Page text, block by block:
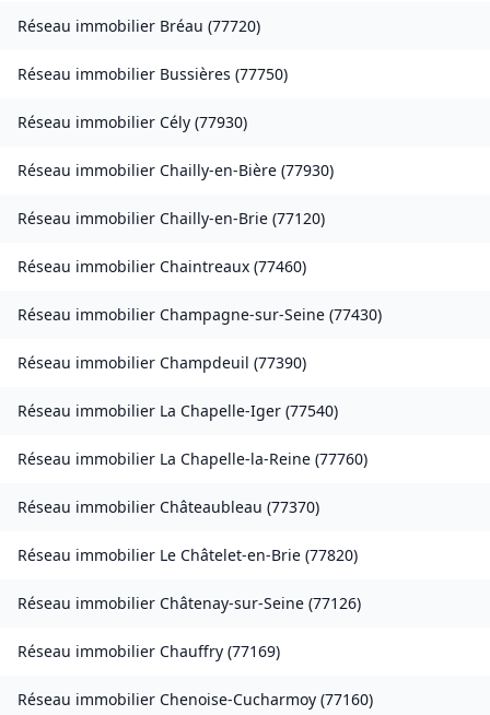
Réseau immobilier Bréau (77720)
Réseau immobilier Bussières (77750)
Réseau immobilier Cély (77930)
Réseau immobilier Chailly-en-Bière (77930)
Réseau immobilier Chailly-en-Brie (77120)
Réseau immobilier Chaintreaux (77460)
Réseau immobilier Champagne-sur-Seine (77430)
Réseau immobilier Champdeuil (77390)
Réseau immobilier La Chapelle-Iger (77540)
Réseau immobilier La Chapelle-la-Reine (77760)
Réseau immobilier Châteaubleau (77370)
Réseau immobilier Le Châtelet-en-Brie (77820)
Réseau immobilier Châtenay-sur-Seine (77126)
Réseau immobilier Chauffry (77169)
Réseau immobilier Chenoise-Cucharmoy (77160)